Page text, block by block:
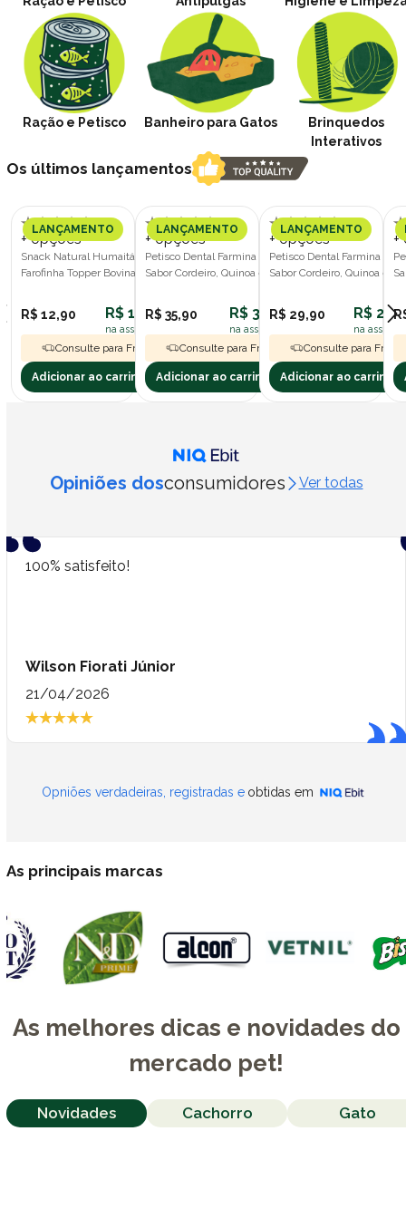
Ração e Petisco Banheiro para Gatos
Brinquedos
Interativos
Os últimos lançamentos
+ opções
Snack Natural Humaitá Pet Treats
Farofinha Topper Bovina 80g para
R$ 12,90 R$ 11,61
na assinatura polipet
Consulte para Frete Grátis
Adicionar ao carrinho
LANÇAMENTO
+ opções
Petisco Dental Farmina N&D Quinoa
Sabor Cordeiro, Quinoa e Hortelã
R$ 35,90 R$ 32,31
na assinatura polipet
Consulte para Frete Grátis
Adicionar ao carrinho
LANÇAMENTO
+ opções
Petisco Dental Farmina
Sabor Cordeiro, Quinoa e
R$ 29,90 R$
na
Consulte para Frete
Adicionar ao carrinho
LANÇAMENTO
+
Opiniões dosconsumidores Ver todas
100% satisfeito!
Wilson Fiorati Júnior
21/04/2026
Opniões verdadeiras, registradas e obtidas em
As principais marcas
As melhores dicas e novidades do
mercado pet!
Novidades Cachorro Gato